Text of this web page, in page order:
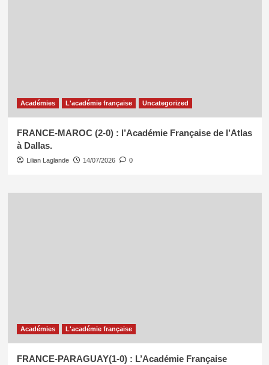
Académies L'académie française Uncategorized
FRANCE-MAROC (2-0) : l’Académie Française de l’Atlas
à Dallas.
Lilian Laglande 14/07/2026 0
Académies L'académie française
FRANCE-PARAGUAY(1-0) : L’Académie Française